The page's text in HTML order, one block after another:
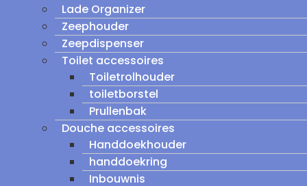
Lade Organizer
Zeephouder
Zeepdispenser
Toilet accessoires
Toiletrolhouder
toiletborstel
Prullenbak
Douche accessoires
Handdoekhouder
handdoekring
Inbouwnis